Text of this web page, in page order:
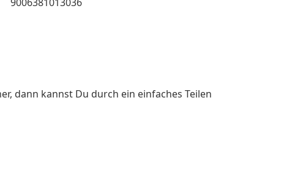
dann kannst Du durch ein einfaches Teilen